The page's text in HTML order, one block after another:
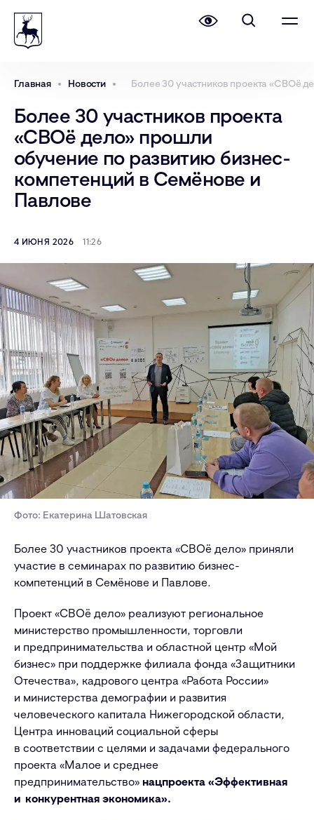
Главная Новости Более 30 участников проекта «СВОё
Более 30 участников проекта
«СВОё дело» прошли
обучение по развитию бизнес-
компетенций в Семёнове и
Павлове
4 ИЮНЯ 2026 11:26
Фото: Екатерина Шатовская
Более 30 участников проекта «СВОё дело» приняли
участие в семинарах по развитию бизнес-
компетенций в Семёнове и Павлове.
Проект «СВОё дело» реализуют региональное
министерство промышленности, торговли
и предпринимательства и областной центр «Мой
бизнес» при поддержке филиала фонда «Защитники
Отечества», кадрового центра «Работа России»
и министерства демографии и развития
человеческого капитала Нижегородской области,
Центра инноваций социальной сферы
в соответствии с целями и задачами федерального
проекта «Малое и среднее
предпринимательство» нацпроекта «Эффективная
и конкурентная экономика».